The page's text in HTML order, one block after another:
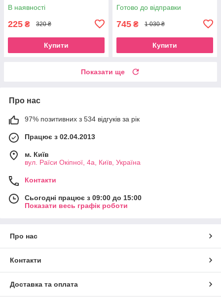
В наявності
225 ₴ 320 ₴
Купити
Готово до відправки
745 ₴ 1 030 ₴
Купити
Показати ще
Про нас
97% позитивних з 534 відгуків за рік
Працює з 02.04.2013
м. Київ
вул. Раїси Окіпної, 4а, Київ, Україна
Контакти
Сьогодні працює з 09:00 до 15:00
Показати весь графік роботи
Про нас
Контакти
Доставка та оплата